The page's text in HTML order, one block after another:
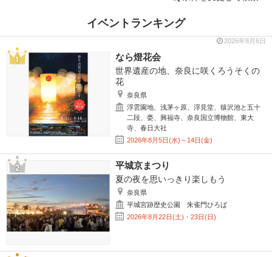
イベントランキング
2026年8月6日
なら燈花会
世界遺産の地、奈良に咲くろうそくの
花
奈良県
浮雲園地、浅茅ヶ原、浮見堂、猿沢池と五十
二段、甍、興福寺、奈良国立博物館、東大
寺、春日大社
2026年8月5日(水)～14日(金)
平城京まつり
夏の夜を思いっきり楽しもう
奈良県
平城宮跡歴史公園 朱雀門ひろば
2026年8月22日(土)・23日(日)